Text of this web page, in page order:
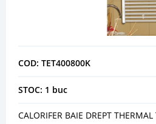
COD: TET400800K
STOC: 1 buc
CALORIFER BAIE DREPT